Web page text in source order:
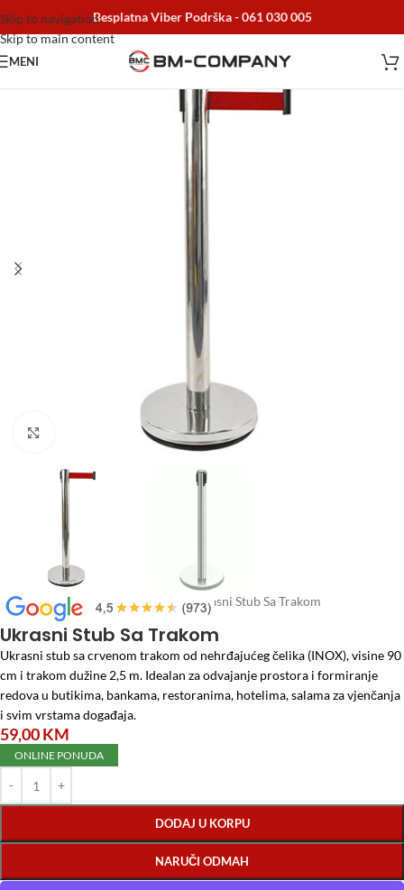
Skip to navigation
Skip to main content
Besplatna Viber Podrška -061 030 005
MENI
Početna/Home i Decor/ Police /Ukrasni Stub Sa Trakom
Ukrasni Stub Sa Trakom
Ukrasni stub sa crvenom trakom od nehrđajućeg čelika (INOX), visine 90
cm i trakom dužine 2,5 m. Idealan za odvajanje prostora i formiranje
redova u butikima, bankama, restoranima, hotelima, salama za vjenčanja
i svim vrstama događaja.
59,00KM
ONLINE PONUDA
DODAJ U KORPU
NARUČI ODMAH